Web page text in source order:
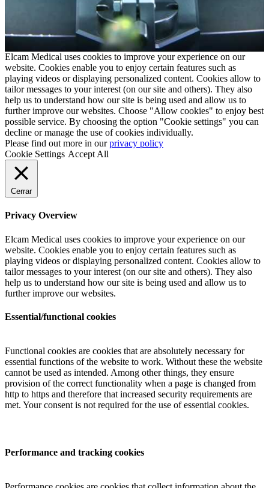
Elcam Medical uses cookies to improve your experience on our
website. Cookies enable you to enjoy certain features such as
playing videos or displaying personalized content. Cookies allow to
tailor messages to your interest (on our site and others). They also
help us to understand how our site is being used and allow us to
further improve our websites. Choose "Allow cookies" to enjoy best
possible service. By choosing the option "Cookie settings" you can
decline or manage the use of cookies individually.
Please find out more in ourprivacy policy
Cookie Settings Accept All
Cerrar
Privacy Overview
Elcam Medical uses cookies to improve your experience on our
website. Cookies enable you to enjoy certain features such as
playing videos or displaying personalized content. Cookies allow to
tailor messages to your interest (on our site and others). They also
help us to understand how our site is being used and allow us to
further improve our websites.
Essential/functional cookies
Functional cookies are cookies that are absolutely necessary for
essential functions of the website to work. Without these the website
cannot be used as intended. Among other things, they ensure
provision of the correct functionality when a page is changed from
http to https and therefore that increased security requirements are
met. Your consent is not required for the use of essential cookies.
Performance and tracking cookies